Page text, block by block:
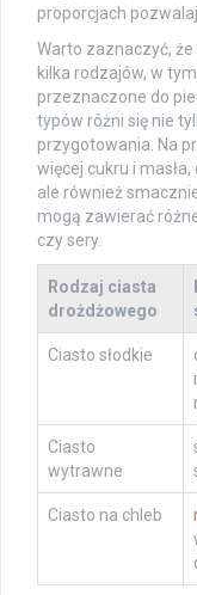
proporcjach
Warto zaznaczyć,
kilka rodzajów, w
przeznaczone do
typów różni się nie
przygotowania. Na
więcej cukru i
ale również
mogą zawierać
czy sery.
Rodzaj ciasta
drożdżowego
Ciasto słodkie
Ciasto
wytrawne
Ciasto na chleb